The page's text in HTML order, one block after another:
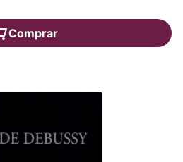
Comprar